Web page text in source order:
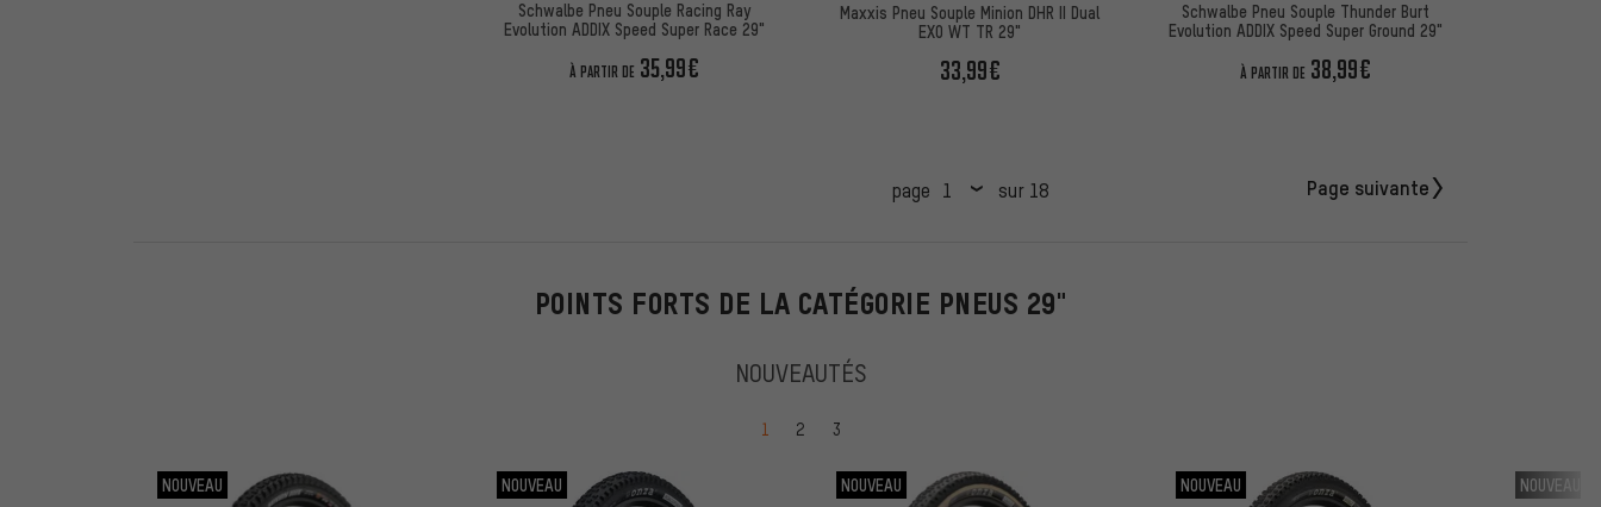
Schwalbe Pneu Souple Racing Ray
Evolution ADDIX Speed Super Race 29"
À PARTIR DE 35,99€
Maxxis Pneu Souple Minion DHR II Dual
EXO WT TR 29"
33,99€
Schwalbe Pneu Souple Thunder Burt
Evolution ADDIX Speed Super Ground 29"
À PARTIR DE 38,99€
page sur 18 Page suivante
POINTS FORTS DE LA CATÉGORIE PNEUS 29"
NOUVEAUTÉS
NOUVEAU NOUVEAU NOUVEAU NOUVEAU NOUVEAU
Passer à la page
1 Passer à la page
2 Passer à la page
3